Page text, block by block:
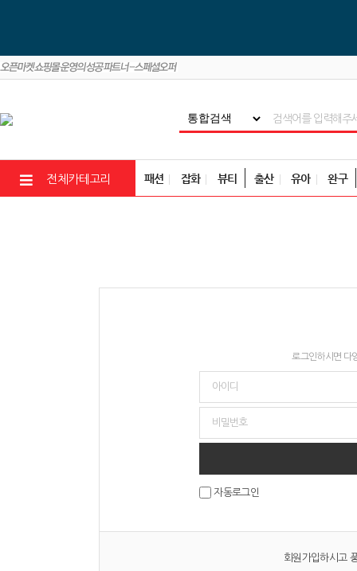
전체카테고리 패션 잡화 뷰티 출산 유아 완구
로그인하시면 다
자동로그인
회원가입하시고